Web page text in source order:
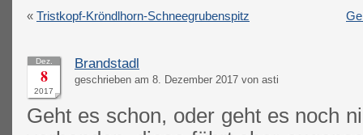
« Tristkopf-Kröndlhorn-Schneegrubenspitz
Dez.
8
2017
Brandstadl
geschrieben am 8. Dezember 2017 von asti
Geht es schon, oder geht es noch